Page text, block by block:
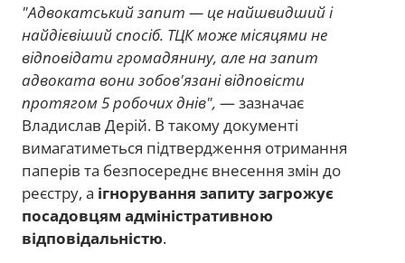
"Адвокатський запит — це найшвидший і
найдієвіший спосіб. ТЦК може місяцями не
відповідати громадянину, але на запит
адвоката вони зобов'язані відповісти
протягом 5 робочих днів", — зазначає
Владислав Дерій. В такому документі
вимагатиметься підтвердження отримання
паперів та безпосереднє внесення змін до
реєстру, а ігнорування запиту загрожує
посадовцям адміністративною
відповідальністю.